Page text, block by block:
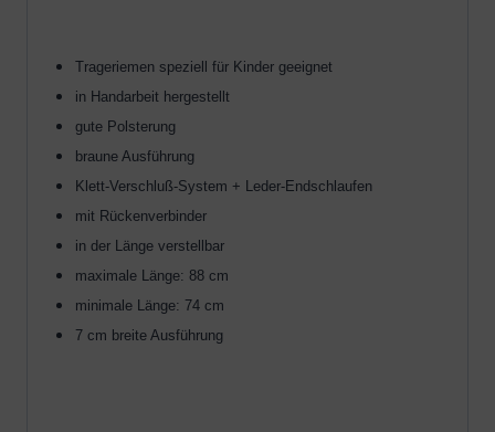
Trageriemen speziell für Kinder geeignet
in Handarbeit hergestellt
gute Polsterung
braune Ausführung
Klett-Verschluß-System + Leder-Endschlaufen
mit Rückenverbinder
in der Länge verstellbar
maximale Länge: 88 cm
minimale Länge: 74 cm
7 cm breite Ausführung